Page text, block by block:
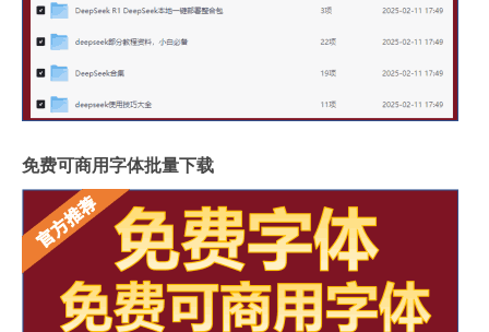
免费可商用字体批量下载